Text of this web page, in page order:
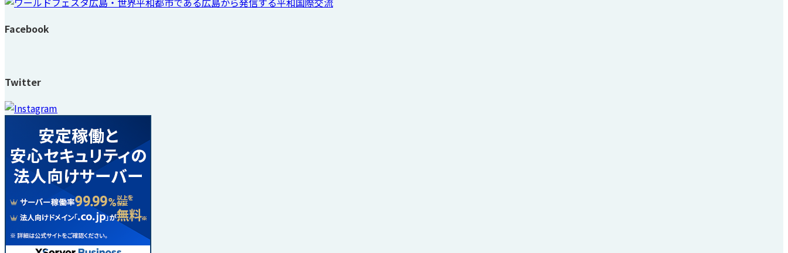
Facebook
Twitter